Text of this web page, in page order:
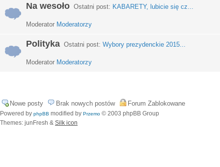
Na wesoło Ostatni post: KABARETY, lubicie się cz...
Moderator Moderatorzy
Polityka Ostatni post: Wybory prezydenckie 2015...
Moderator Moderatorzy
Nowe posty Brak nowych postów Forum Zablokowane
Powered by phpBB modified by Przemo © 2003 phpBB Group
Themes: junFresh & Silk icon